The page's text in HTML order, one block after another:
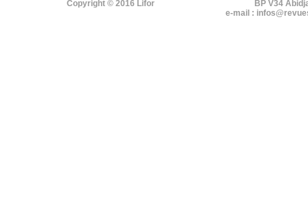
Copyright © 2016 Lifor
BP V34
e-mail :